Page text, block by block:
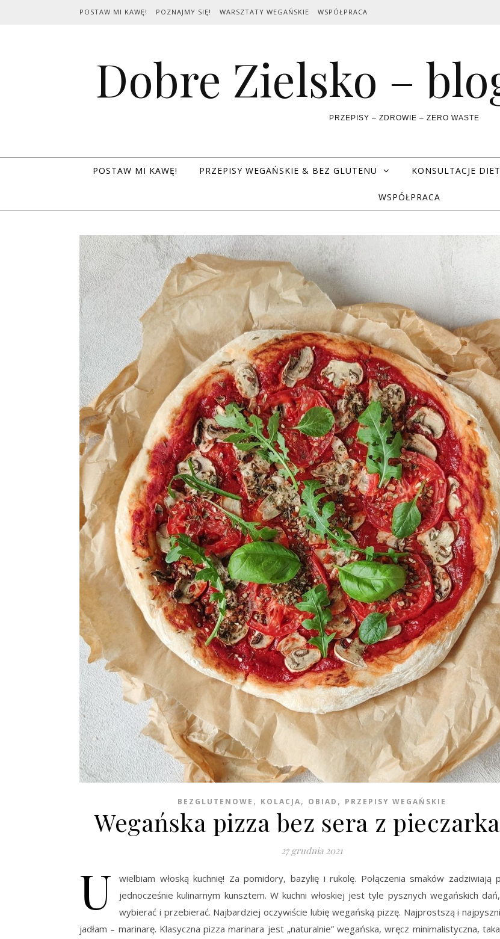
POSTAW MI KAWĘ! POZNAJMY SIĘ! WARSZTATY WEGAŃSKIE WSPÓŁPRACA
Dobre Zielsko –
PRZEPISY – ZDROWIE – ZERO WASTE
POSTAW MI KAWĘ! PRZEPISY WEGAŃSKIE & BEZ GLUTENU KONSULTACJE
WSPÓŁPRACA
BEZGLUTENOWE , KOLACJA, OBIAD , PRZEPISY WEGAŃSKIE
Wegańska pizza bez sera z
27 grudnia 2021
U
wielbiam włoską kuchnię! Za pomidory, bazylię i rukolę. Połączenia smaków zadziwiają
jednocześnie kulinarnym kunsztem. W kuchni włoskiej jest tyle pysznych wegańskich
wybierać i przebierać. Najbardziej oczywiście lubię wegańską pizzę. Najprostszą i
jadłam – marinarę. Klasyczna pizza marinara jest „naturalnie” wegańska, wręcz minimalistyczna,